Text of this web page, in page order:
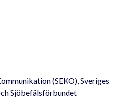
(SEKO), Sveriges
Sjöbefälsförbundet